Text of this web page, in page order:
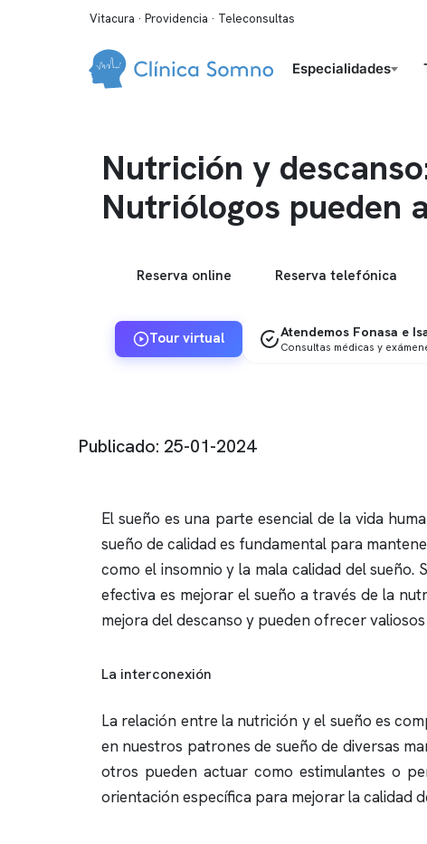
Vitacura · Providencia · Teleconsultas
Especialidades
Nutrición y
Nutriólogos pueden
Reserva online Reserva telefónica
Tour virtual Atendemos Fonasa e
Consultas médicas y
Publicado: 25-01-2024
El sueño es una parte esencial de la vida
sueño de calidad es fundamental para
como el insomnio y la mala calidad del sueño.
efectiva es mejorar el sueño a través de la
mejora del descanso y pueden ofrecer
La interconexión
La relación entre la nutrición y el sueño es
en nuestros patrones de sueño de diversas
otros pueden actuar como estimulantes o
orientación específica para mejorar la calidad